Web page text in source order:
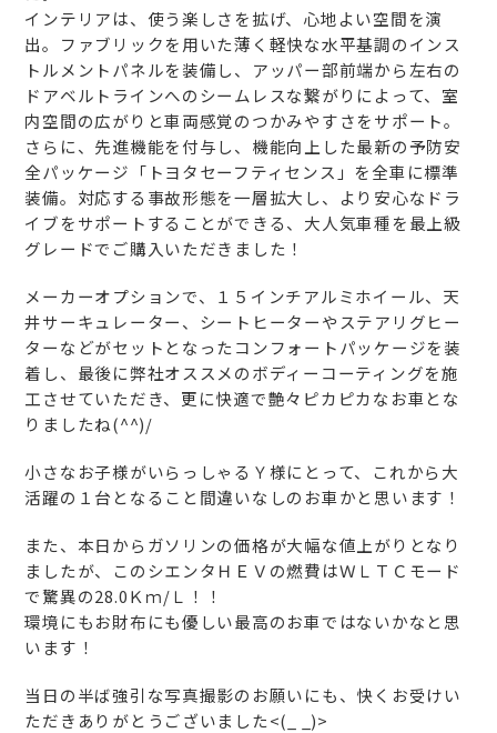
インテリアは、使う楽しさを拡げ、心地よい空間を演
出。ファブリックを用いた薄く軽快な水平基調のインス
トルメントパネルを装備し、アッパー部前端から左右の
ドアベルトラインへのシームレスな繋がりによって、室
内空間の広がりと車両感覚のつかみやすさをサポート。
さらに、先進機能を付与し、機能向上した最新の予防安
全パッケージ「トヨタセーフティセンス」を全車に標準
装備。対応する事故形態を一層拡大し、より安心なドラ
イブをサポートすることができる、大人気車種を最上級
グレードでご購入いただきました！
メーカーオプションで、１５インチアルミホイール、天
井サーキュレーター、シートヒーターやステアリグヒー
ターなどがセットとなったコンフォートパッケージを装
着し、最後に弊社オススメのボディーコーティングを施
工させていただき、更に快適で艶々ピカピカなお車とな
りましたね(^^)/
小さなお子様がいらっしゃるＹ様にとって、これから大
活躍の１台となること間違いなしのお車かと思います！
また、本日からガソリンの価格が大幅な値上がりとなり
ましたが、このシエンタＨＥＶの燃費はＷＬＴＣモード
で驚異の28.0Ｋｍ/Ｌ！！
環境にもお財布にも優しい最高のお車ではないかなと思
います！
当日の半ば強引な写真撮影のお願いにも、快くお受けい
ただきありがとうございました<(_ _)>